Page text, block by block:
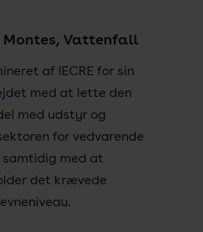
Montes, Vattenfall
af IECRE for sin
med at lette den
med udstyr og
for vedvarende
samtidig med at
det krævede